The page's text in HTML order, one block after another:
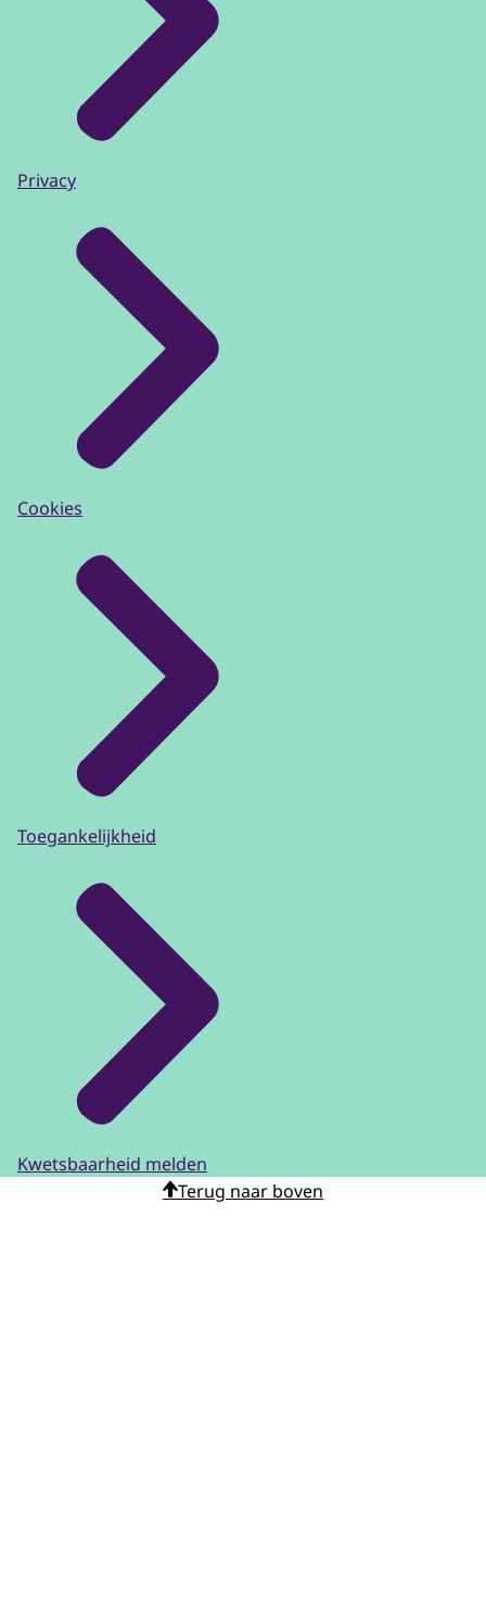
Privacy
Cookies
Toegankelijkheid
Kwetsbaarheid melden
Terug naar boven